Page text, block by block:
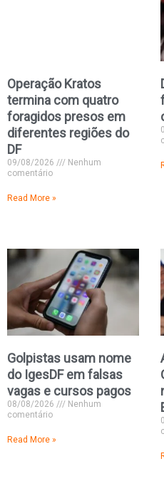
Operação Kratos
termina com quatro
foragidos presos em
diferentes regiões do
DF
09/08/2026
Nenhum
comentário
Read More »
Golpistas usam nome
do IgesDF em falsas
vagas e cursos pagos
08/08/2026
Nenhum
comentário
Read More »